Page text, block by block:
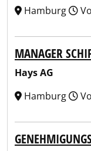
Hamburg
MANAGER
Hays AG
Hamburg